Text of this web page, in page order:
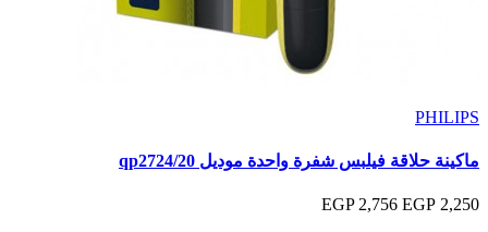
PHILIPS
ماكينة حلاقة فيلبس شفرة واحدة موديل qp2724/20
2,250 EGP
2,756 EGP